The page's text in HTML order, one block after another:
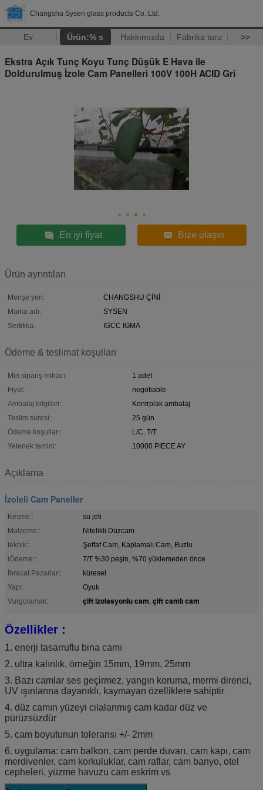
Changshu Sysen glass products Co. Ltd.
Ev Ürün:% s Hakkımızda Fabrika turu >>
Ekstra Açık Tunç Koyu Tunç Düşük E Hava ile
Doldurulmuş İzole Cam Panelleri 100V 100H ACID Gri
En iyi fiyat Bize ulaşın
Ürün ayrıntıları
Menşe yeri:
CHANGSHU ÇİNİ
Marka adı:
SYSEN
Sertifika:
IGCC IGMA
Ödeme & teslimat koşulları
Min sipariş miktarı:
1 adet
Fiyat:
negotiable
Ambalaj bilgileri:
Kontrplak ambalaj
Teslim süresi:
25 gün
Ödeme koşulları:
L/C, T/T
Yetenek temini:
10000 PIECE AY
Açıklama
İzoleli Cam Paneller
Kesme::
su jeti
Malzeme::
Nitelikli Düzcam
teknik::
Şeffaf Cam, Kaplamalı Cam, Buzlu
iÖdeme::
T/T %30 peşin, %70 yüklemeden önce
İhracat Pazarları:
küresel
Yapı:
Oyuk
Vurgulamak:
çift ​​izolasyonlu cam, çift camlı cam
Özellikler :
1. enerji tasarruflu bina camı
2. ultra kalınlık, örneğin 15mm, 19mm, 25mm
3. Bazı camlar ses geçirmez, yangın koruma, mermi direnci,
UV ışınlarına dayanıklı, kaymayan özelliklere sahiptir
4. düz camın yüzeyi cilalanmış cam kadar düz ve
pürüzsüzdür
5. cam boyutunun toleransı +/- 2mm
6. uygulama: cam balkon, cam perde duvarı, cam kapı, cam
merdivenler, cam korkuluklar, cam raflar, cam banyo, otel
cepheleri, yüzme havuzu cam eskrim vs